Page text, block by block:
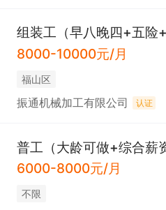
组装工（早八晚四+五险+
8000-10000元/月
福山区
振通机械加工有限公司 认证
普工（大龄可做+综合薪
6000-8000元/月
不限